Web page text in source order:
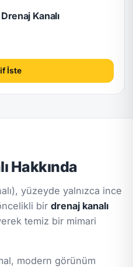
Kanalı
İste
Hakkında
yüzeyde yalnızca ince
birdrenaj kanalı
temiz bir mimari
modern görünüm